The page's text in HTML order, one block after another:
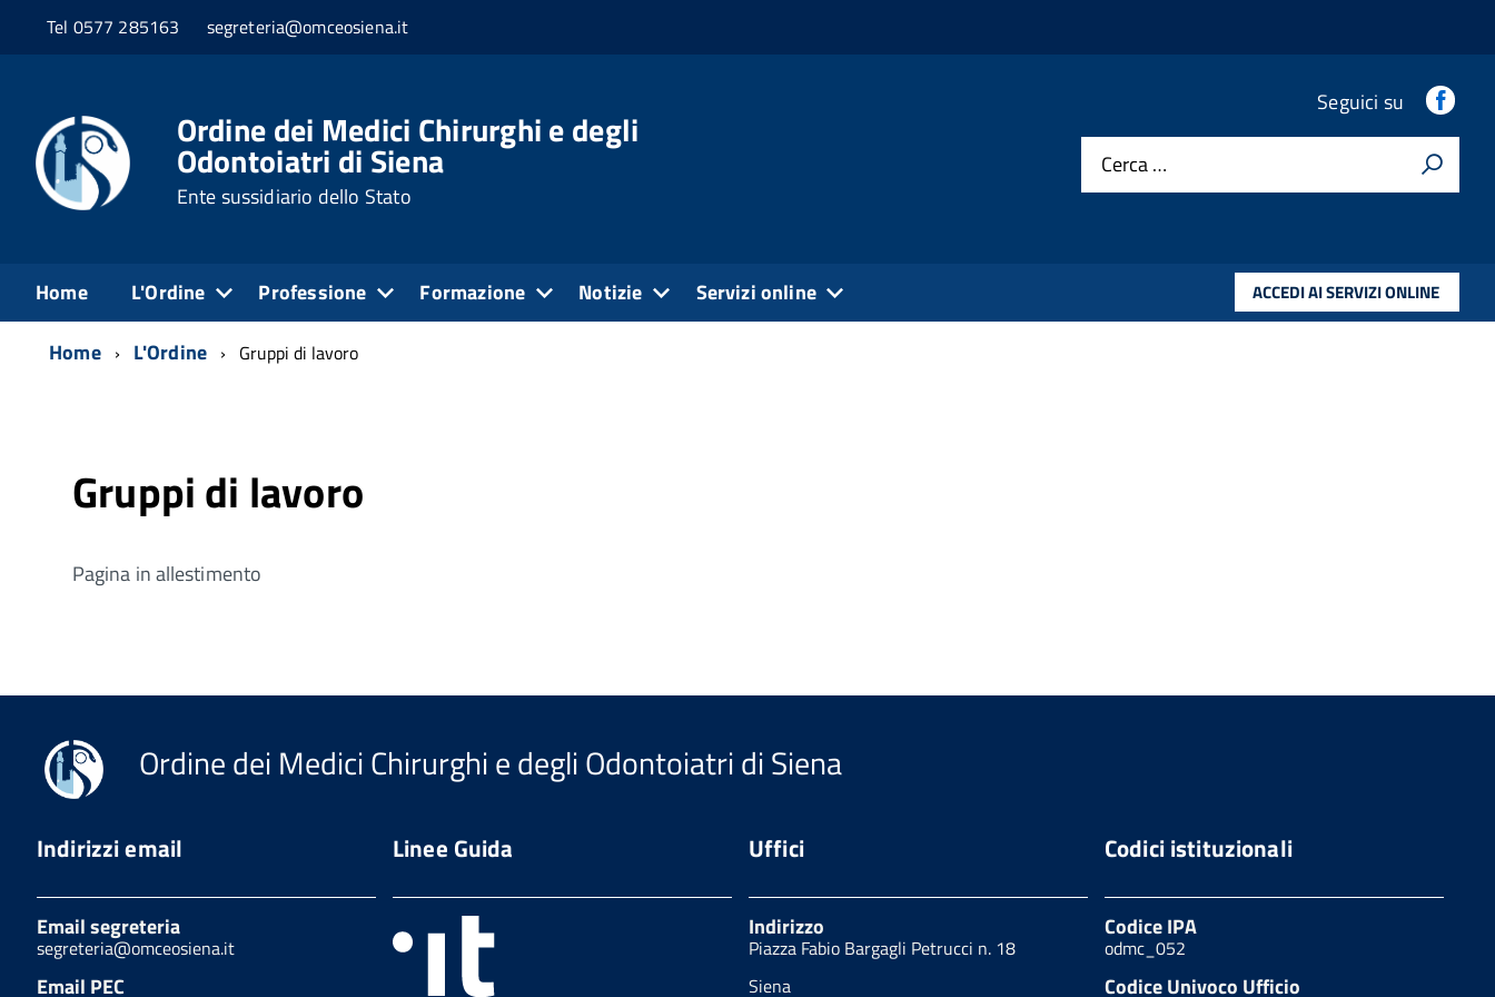
Tel 0577 285163 segreteria@omceosiena.it
Ordine dei Medici Chirurghi e degli
Odontoiatri di Siena
Ente sussidiario dello Stato
Seguici su
Cerca …
Home L'Ordine Professione Formazione Notizie Servizi online ACCEDI AI SERVIZI ONLINE
Home L'Ordine Gruppi di lavoro
Gruppi di lavoro
Pagina in allestimento
Ordine dei Medici Chirurghi e degli Odontoiatri di Siena
Indirizzi email
Email segreteria
segreteria@omceosiena.it
Email PEC
Linee Guida Uffici
Indirizzo
Piazza Fabio Bargagli Petrucci n. 18
Siena
Codici istituzionali
Codice IPA
odmc_052
Codice Univoco Ufficio